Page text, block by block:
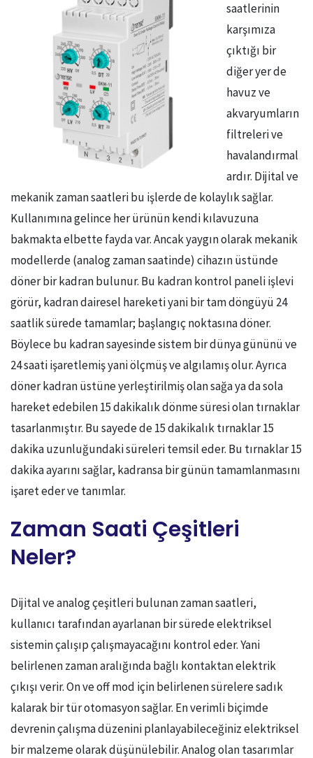
saatlerinin
karşımıza
çıktığı bir
diğer yer de
havuz ve
akvaryumların
filtreleri ve
havalandırmal
ardır. Dijital ve
mekanik zaman saatleri bu işlerde de kolaylık sağlar.
Kullanımına gelince her ürünün kendi kılavuzuna
bakmakta elbette fayda var. Ancak yaygın olarak mekanik
modellerde (analog zaman saatinde) cihazın üstünde
döner bir kadran bulunur. Bu kadran kontrol paneli işlevi
görür, kadran dairesel hareketi yani bir tam döngüyü 24
saatlik sürede tamamlar; başlangıç noktasına döner.
Böylece bu kadran sayesinde sistem bir dünya gününü ve
24 saati işaretlemiş yani ölçmüş ve algılamış olur. Ayrıca
döner kadran üstüne yerleştirilmiş olan sağa ya da sola
hareket edebilen 15 dakikalık dönme süresi olan tırnaklar
tasarlanmıştır. Bu sayede de 15 dakikalık tırnaklar 15
dakika uzunluğundaki süreleri temsil eder. Bu tırnaklar 15
dakika ayarını sağlar, kadransa bir günün tamamlanmasını
işaret eder ve tanımlar.
Zaman Saati Çeşitleri
Neler?
Dijital ve analog çeşitleri bulunan zaman saatleri,
kullanıcı tarafından ayarlanan bir sürede elektriksel
sistemin çalışıp çalışmayacağını kontrol eder. Yani
belirlenen zaman aralığında bağlı kontaktan elektrik
çıkışı verir. On ve off mod için belirlenen sürelere sadık
kalarak bir tür otomasyon sağlar. En verimli biçimde
devrenin çalışma düzenini planlayabileceğiniz elektriksel
bir malzeme olarak düşünülebilir. Analog olan tasarımlar